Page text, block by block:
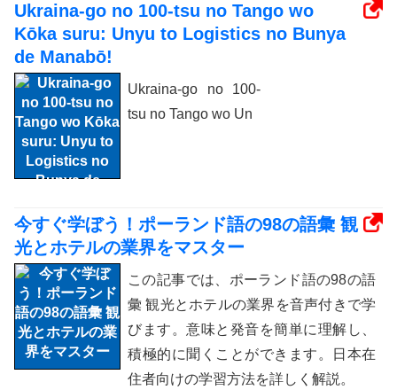
Ukraina-go no 100-tsu no Tango wo
Kōka suru: Unyu to Logistics no Bunya
de Manabō!
Ukraina-go no 100-
tsu no Tango wo Un
今すぐ学ぼう！ポーランド語の98の語彙 観
光とホテルの業界をマスター
この記事では、ポーランド語の98の語
彙 観光とホテルの業界を音声付きで学
びます。意味と発音を簡単に理解し、
積極的に聞くことができます。日本在
住者向けの学習方法を詳しく解説。